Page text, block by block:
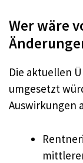
Wer wäre
Die aktuellen
umgesetzt
Auswirkungen